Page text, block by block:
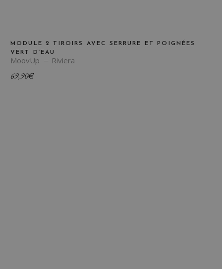
MODULE 2 TIROIRS AVEC SERRURE ET POIGNÉES
VERT D’EAU
MoovUp Riviera
69,90€